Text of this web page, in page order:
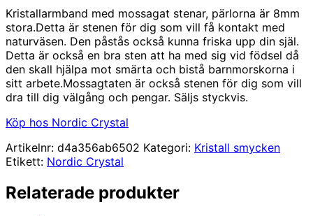
Kristallarmband med mossagat stenar, pärlorna är 8mm
stora.Detta är stenen för dig som vill få kontakt med
naturväsen. Den påstås också kunna friska upp din själ.
Detta är också en bra sten att ha med sig vid födsel då
den skall hjälpa mot smärta och bistå barnmorskorna i
sitt arbete.Mossagtaten är också stenen för dig som vill
dra till dig välgång och pengar. Säljs styckvis.
Köp hos Nordic Crystal
Artikelnr: d4a356ab6502 Kategori: Kristall smycken
Etikett: Nordic Crystal
Relaterade produkter